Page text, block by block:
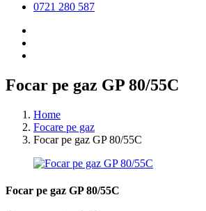
0721 280 587
Focar pe gaz GP 80/55C
Home
Focare pe gaz
Focar pe gaz GP 80/55C
Focar pe gaz GP 80/55C